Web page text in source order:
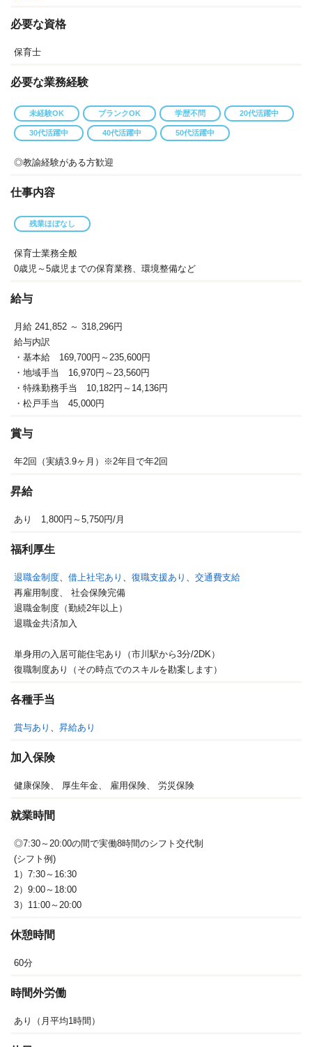
必要な資格
保育士
必要な業務経験
未経験OK ブランクOK 学歴不問 20代活躍中
30代活躍中 40代活躍中 50代活躍中
◎教諭経験がある方歓迎
仕事内容
残業ほぼなし
保育士業務全般
0歳児～5歳児までの保育業務、環境整備など
給与
月給 241,852 ～ 318,296円
給与内訳
・基本給 169,700円～235,600円
・地域手当 16,970円～23,560円
・特殊勤務手当 10,182円～14,136円
・松戸手当 45,000円
賞与
年2回（実績3.9ヶ月）※2年目で年2回
昇給
あり 1,800円～5,750円/月
福利厚生
退職金制度 借上社宅あり 復職支援あり
交通費支給
再雇用制度、
社会保険完備
退職金制度（勤続2年以上）
退職金共済加入
単身用の入居可能住宅あり（市川駅から3分/2DK）
復職制度あり（その時点でのスキルを勘案します）
各種手当
賞与あり 昇給あり
加入保険
健康保険、 厚生年金、 雇用保険、 労災保険
就業時間
◎7:30～20:00の間で実働8時間のシフト交代制
(シフト例)
1）7:30～16:30
2）9:00～18:00
3）11:00～20:00
休憩時間
60分
時間外労働
あり（月平均1時間）